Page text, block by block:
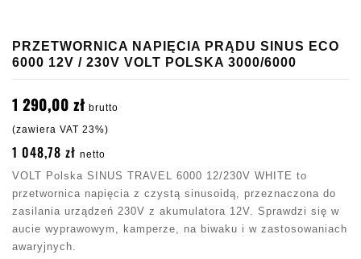
PRZETWORNICA NAPIĘCIA PRĄDU SINUS ECO
6000 12V / 230V VOLT POLSKA 3000/6000
1 290,00 zł brutto
(zawiera VAT 23%)
1 048,78 zł netto
VOLT Polska SINUS TRAVEL 6000 12/230V WHITE to
przetwornica napięcia z czystą sinusoidą, przeznaczona do
zasilania urządzeń 230V z akumulatora 12V. Sprawdzi się w
aucie wyprawowym, kamperze, na biwaku i w zastosowaniach
awaryjnych.